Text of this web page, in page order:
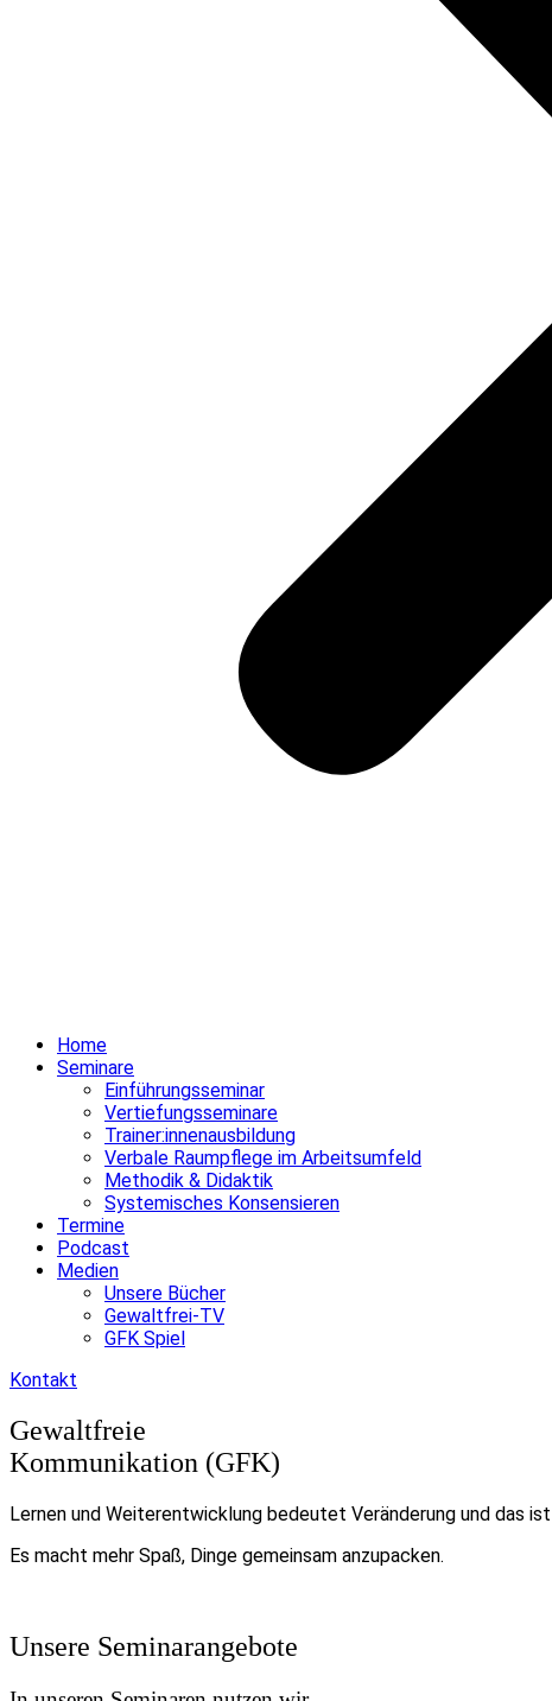
Home
Seminare
Einführungsseminar
Vertiefungsseminare
Trainer:innenausbildung
Verbale Raumpflege im Arbeitsumfeld
Methodik & Didaktik
Systemisches Konsensieren
Termine
Podcast
Medien
Unsere Bücher
Gewaltfrei-TV
GFK Spiel
Kontakt
Gewaltfreie
Kommunikation (GFK)
Lernen und Weiterentwicklung bedeutet Veränderung und das
Es macht mehr Spaß, Dinge gemeinsam anzupacken.
Unsere Seminarangebote